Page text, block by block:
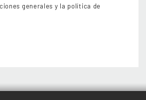
generales y la política de